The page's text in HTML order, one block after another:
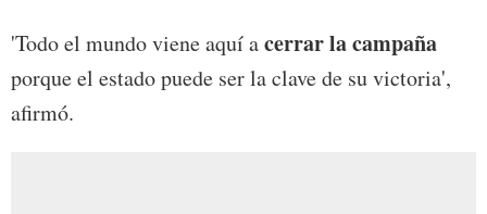
'Todo el mundo viene aquí acerrar la campaña
porque el estado puede ser la clave de su victoria',
afirmó.